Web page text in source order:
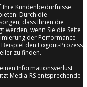
Ihre Kundenbedürfnisse
Durch die
dass Ihnen die
werden, wenn Sie die Seite
der Performance
den Logout-Prozess
zu finden.
Informationsverlust
Media-RS entsprechende